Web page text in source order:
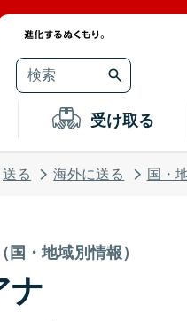
受け取る
送る 海外に送る 国・
・地域別情報）
ナ